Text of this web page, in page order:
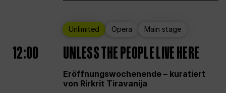
Unlimited Opera Main stage
12:00 UNLESS THE PEOPLE LIVE HERE
Eröffnungswochenende – kuratiert
von Rirkrit Tiravanija